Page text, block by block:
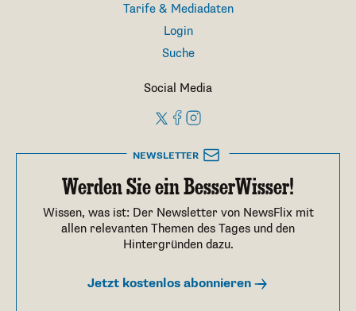
Tarife & Mediadaten
Login
Suche
Social Media
NEWSLETTER
Werden Sie ein BesserWisser!
Wissen, was ist: Der Newsletter von NewsFlix mit
allen relevanten Themen des Tages und den
Hintergründen dazu.
Jetzt kostenlos abonnieren